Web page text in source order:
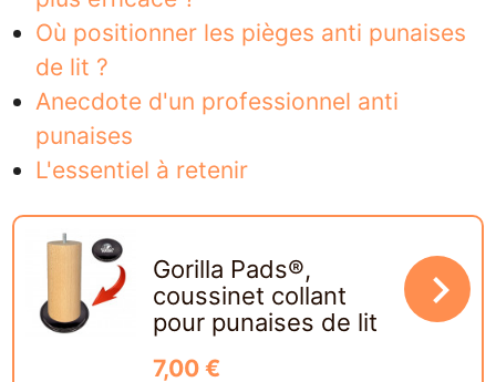
Où positionner les pièges anti punaises
de lit ?
Anecdote d'un professionnel anti
punaises
L'essentiel à retenir
Gorilla Pads®,
coussinet collant
pour punaises de lit
7,00 €
navigate_next